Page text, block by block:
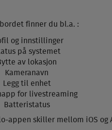
finner du bl.a. :
og innstillinger
på systemet
av lokasjon
Kameranavn
Legg til enhet
for livestreaming
Batteristatus
appen skiller mellom iOS og